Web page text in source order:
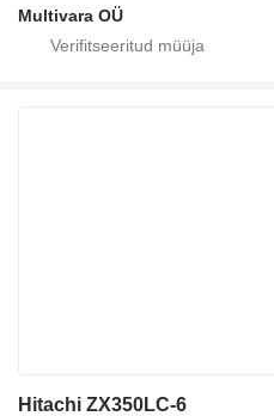
Multivara OÜ
Hitachi ZX350LC-6